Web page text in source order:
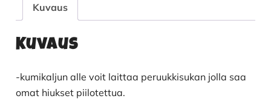
Kuvaus
Kuvaus
-kumikaljun alle voit laittaa peruukkisukan jolla saa
omat hiukset piilotettua.